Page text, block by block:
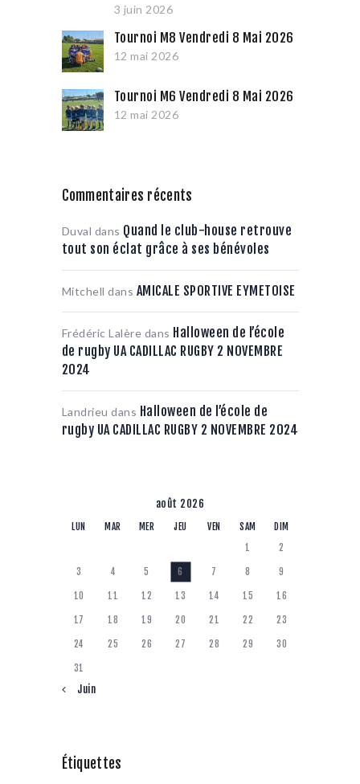
3 juin 2026
Tournoi M8 Vendredi 8 Mai 2026
12 mai 2026
Tournoi M6 Vendredi 8 Mai 2026
12 mai 2026
Commentaires récents
Duval dans Quand le club-house retrouve
tout son éclat grâce à ses bénévoles
Mitchell dans AMICALE SPORTIVE EYMETOISE
Frédéric Lalère dans Halloween de l’école
de rugby UA CADILLAC RUGBY 2 NOVEMBRE
2024
Landrieu dans Halloween de l’école de
rugby UA CADILLAC RUGBY 2 NOVEMBRE 2024
août 2026
LUN MAR MER JEU VEN SAM
DIM
1
2
3 4 5 6 7 8 9
10 11 12 13 14 15 16
17 18 19 20 21 22 23
24 25 26 27 28 29 30
31
« Juin
Étiquettes